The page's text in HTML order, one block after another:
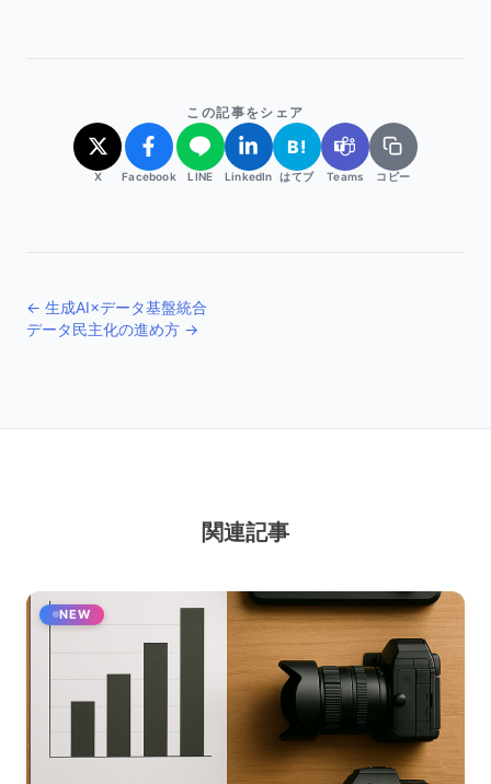
この記事をシェア
X Facebook LINE LinkedIn
B!
はてブ Teams コピー
← 生成AI×データ基盤統合
データ民主化の進め方 →
関連記事
NEW